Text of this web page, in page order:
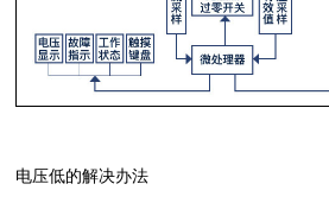
电压低的解决办法